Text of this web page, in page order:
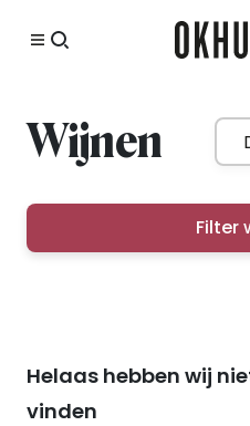
Wijnen
Filter
Helaas hebben wij
vinden